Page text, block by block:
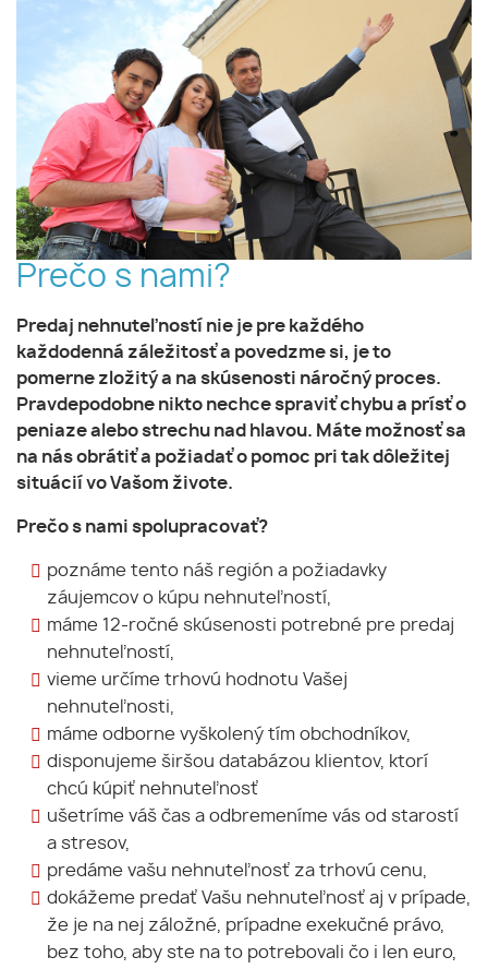
Prečo s nami?
Predaj nehnuteľností nie je pre každého
každodenná záležitosť a povedzme si, je to
pomerne zložitý a na skúsenosti náročný proces.
Pravdepodobne nikto nechce spraviť chybu a prísť o
peniaze alebo strechu nad hlavou. Máte možnosť sa
na nás obrátiť a požiadať o pomoc pri tak dôležitej
situácií vo Vašom živote.
Prečo s nami spolupracovať?
poznáme tento náš región a požiadavky
záujemcov o kúpu nehnuteľností,
máme 12-ročné skúsenosti potrebné pre predaj
nehnuteľností,
vieme určíme trhovú hodnotu Vašej
nehnuteľnosti,
máme odborne vyškolený tím obchodníkov,
disponujeme širšou databázou klientov, ktorí
chcú kúpiť nehnuteľnosť
ušetríme váš čas a odbremeníme vás od starostí
a stresov,
predáme vašu nehnuteľnosť za trhovú cenu,
dokážeme predať Vašu nehnuteľnosť aj v prípade,
že je na nej záložné, prípadne exekučné právo,
bez toho, aby ste na to potrebovali čo i len euro,